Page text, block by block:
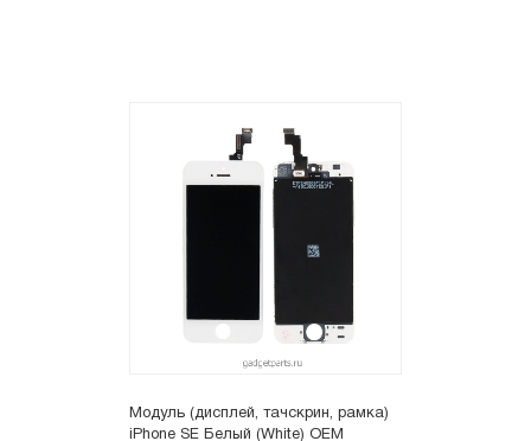
Модуль (дисплей, тачскрин, рамка)
iPhone SE Белый (White) OEM